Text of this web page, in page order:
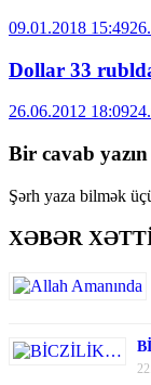
09.01.2018 15:49
Dollar 33
26.06.2012 18:09
Bir cavab yazın
Şərh yaza bilmək
XƏBƏR